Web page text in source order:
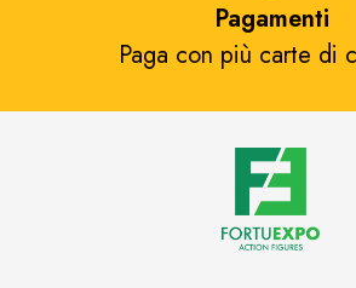
Pagamenti
Paga con più carte di